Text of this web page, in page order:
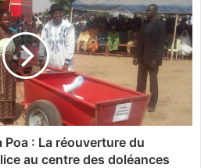
Poa : La réouverture du
au centre des doléances